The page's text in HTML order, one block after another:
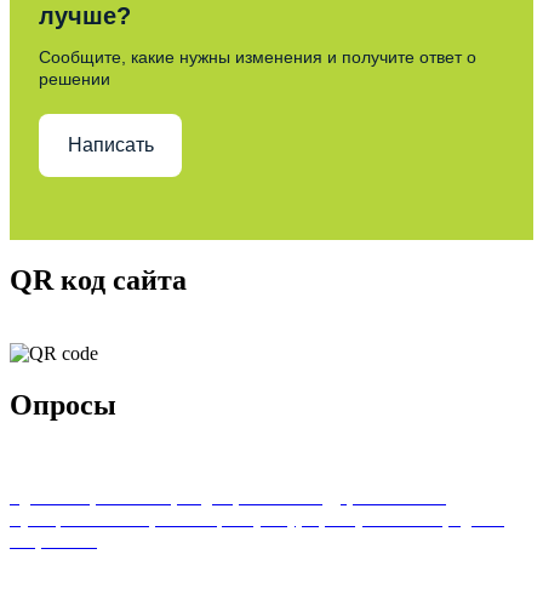
лучше?
Сообщите, какие нужны изменения и получите ответ о
решении
Написать
QR код сайта
Опросы